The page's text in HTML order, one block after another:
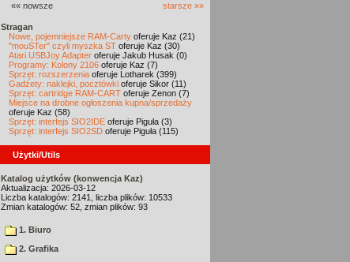
«« nowsze starsze »»
Stragan
Nowe, pojemniejsze RAM-Carty oferuje Kaz (21)
"mouSTer" czyli myszka ST oferuje Kaz (30)
Atari USBJoy Adapter oferuje Jakub Husak (0)
Programy: Kolony 2106 oferuje Kaz (7)
Sprzęt: rozszerzenia oferuje Lotharek (399)
Gadżety: naklejki, pocztówki oferuje Sikor (11)
Sprzęt: cartridge RAM-CART oferuje Zenon (7)
Miejsce na drobne ogłoszenia kupna/sprzedaży
oferuje Kaz (58)
Sprzęt: interfejs SIO2IDE oferuje Piguła (3)
Sprzęt: interfejs SIO2SD oferuje Piguła (115)
Użytki/Utils
Katalog użytków (konwencja Kaz)
Aktualizacja: 2026-03-12
Liczba katalogów: 2141, liczba plików: 10533
Zmian katalogów: 52, zmian plików: 93
1. Biuro
2. Grafika